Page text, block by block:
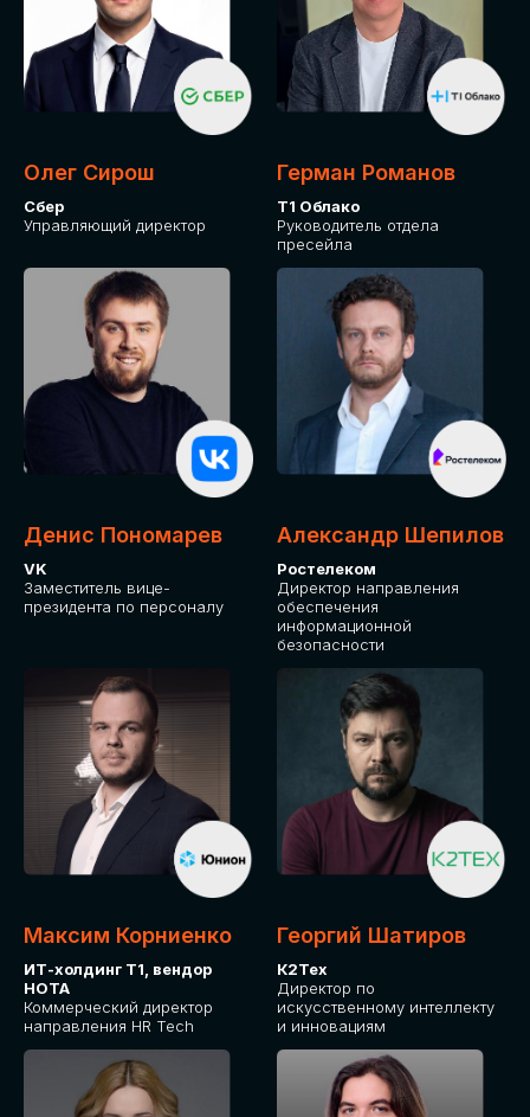
Олег Сирош
Сбер
Управляющий директор
Герман Романов
Т1 Облако
Руководитель отдела
пресейла
Денис Пономарев
VK
Заместитель вице-
президента по персоналу
Александр Шепилов
Ростелеком
Директор направления
обеспечения
информационной
безопасности
Максим Корниенко
ИТ-холдинг Т1, вендор
НОТА
Коммерческий директор
направления HR Tech
Георгий Шатиров
К2Тех
Директор по
искусственному интеллекту
и инновациям